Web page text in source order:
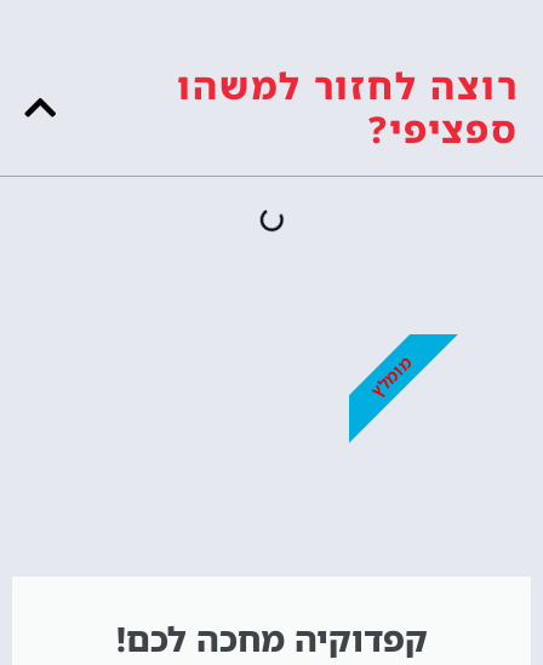
רוצה לחזור למשהו
ספציפי?
קפדוקיה מחכה לכם!
מומלץ